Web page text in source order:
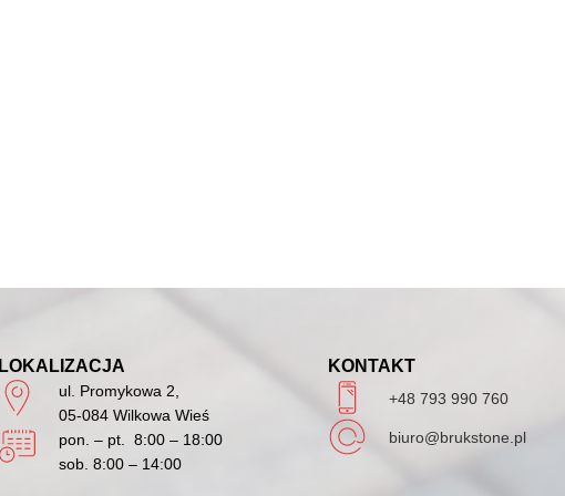
LOKALIZACJA
ul. Promykowa 2,
05-084 Wilkowa Wieś
pon. – pt. 8:00 – 18:00
sob. 8:00 – 14:00
KONTAKT
+48 793 990 760
biuro@brukstone.pl